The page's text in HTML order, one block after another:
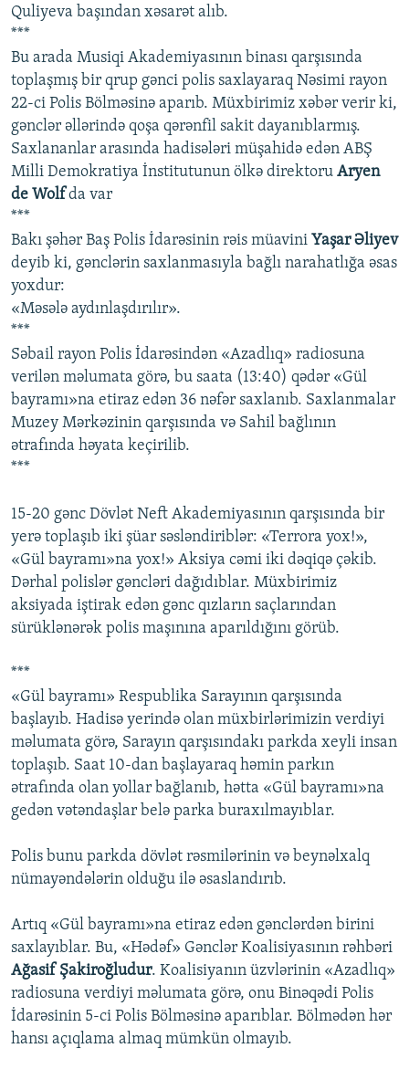
Quliyeva başından xəsarət alıb.
***
Bu arada Musiqi Akademiyasının binası qarşısında
toplaşmış bir qrup gənci polis saxlayaraq Nəsimi rayon
22-ci Polis Bölməsinə aparıb. Müxbirimiz xəbər verir ki,
gənclər əllərində qoşa qərənfil sakit dayanıblarmış.
Saxlananlar arasında hadisələri müşahidə edən ABŞ
Milli Demokratiya İnstitutunun ölkə direktoru Aryen
de Wolfda var
***
Bakı şəhər Baş Polis İdarəsinin rəis müavini Yaşar Əliyev
deyib ki, gənclərin saxlanmasıyla bağlı narahatlığa əsas
yoxdur:
«Məsələ aydınlaşdırılır».
***
Səbail rayon Polis İdarəsindən «Azadlıq» radiosuna
verilən məlumata görə, bu saata (13:40) qədər «Gül
bayramı»na etiraz edən 36 nəfər saxlanıb. Saxlanmalar
Muzey Mərkəzinin qarşısında və Sahil bağlının
ətrafında həyata keçirilib.
***
15-20 gənc Dövlət Neft Akademiyasının qarşısında bir
yerə toplaşıb iki şüar səsləndiriblər: «Terrora yox!»,
«Gül bayramı»na yox!» Aksiya cəmi iki dəqiqə çəkib.
Dərhal polislər gəncləri dağıdıblar. Müxbirimiz
aksiyada iştirak edən gənc qızların saçlarından
sürüklənərək polis maşınına aparıldığını görüb.
***
«Gül bayramı» Respublika Sarayının qarşısında
başlayıb. Hadisə yerində olan müxbirlərimizin verdiyi
məlumata görə, Sarayın qarşısındakı parkda xeyli insan
toplaşıb. Saat 10-dan başlayaraq həmin parkın
ətrafında olan yollar bağlanıb, hətta «Gül bayramı»na
gedən vətəndaşlar belə parka buraxılmayıblar.
Polis bunu parkda dövlət rəsmilərinin və beynəlxalq
nümayəndələrin olduğu ilə əsaslandırıb.
Artıq «Gül bayramı»na etiraz edən gənclərdən birini
saxlayıblar. Bu, «Hədəf» Gənclər Koalisiyasının rəhbəri
Ağasif Şakiroğludur. Koalisiyanın üzvlərinin «Azadlıq»
radiosuna verdiyi məlumata görə, onu Binəqədi Polis
İdarəsinin 5-ci Polis Bölməsinə aparıblar. Bölmədən hər
hansı açıqlama almaq mümkün olmayıb.